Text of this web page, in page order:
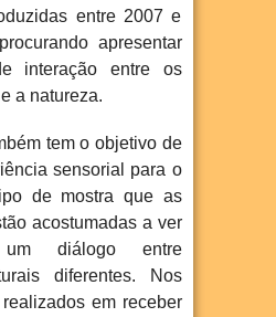
entre 2007 e
apresentar
interação entre os
a natureza.
tem o objetivo de
sensorial para o
de mostra que as
acostumadas a ver
diálogo entre
diferentes. Nos
em receber